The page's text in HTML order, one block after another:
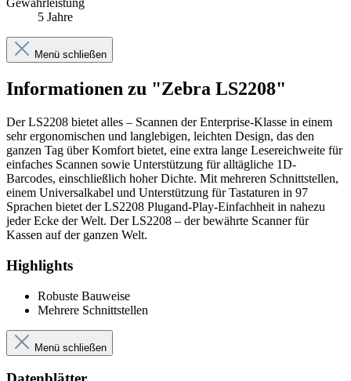
Gewährleistung
5 Jahre
Menü schließen
Informationen zu "Zebra LS2208"
Der LS2208 bietet alles – Scannen der Enterprise-Klasse in einem
sehr ergonomischen und langlebigen, leichten Design, das den
ganzen Tag über Komfort bietet, eine extra lange Lesereichweite für
einfaches Scannen sowie Unterstützung für alltägliche 1D-
Barcodes, einschließlich hoher Dichte. Mit mehreren Schnittstellen,
einem Universalkabel und Unterstützung für Tastaturen in 97
Sprachen bietet der LS2208 Plugand-Play-Einfachheit in nahezu
jeder Ecke der Welt. Der LS2208 – der bewährte Scanner für
Kassen auf der ganzen Welt.
Highlights
Robuste Bauweise
Mehrere Schnittstellen
Menü schließen